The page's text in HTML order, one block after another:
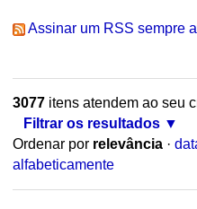
Assinar um RSS sempre
3077itens atendem ao seu
Filtrar os resultados
Ordenar por relevância ·
alfabeticamente